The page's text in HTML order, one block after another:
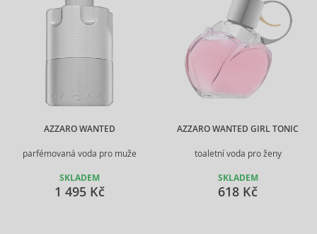
AZZARO WANTED
parfémovaná voda pro muže
SKLADEM
1 495 Kč
AZZARO WANTED GIRL TONIC
toaletní voda pro ženy
SKLADEM
618 Kč